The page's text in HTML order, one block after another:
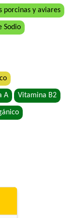
porcinas y aviares
Sodio
A Vitamina B2